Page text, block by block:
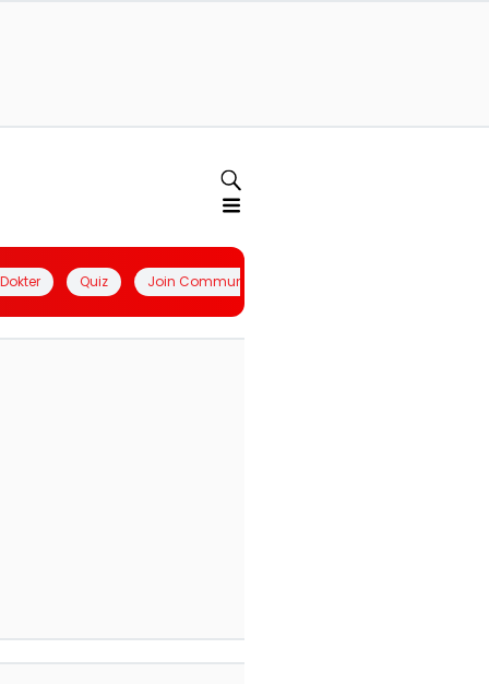
Quiz Join Community